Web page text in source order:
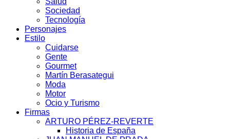
Sociedad
Tecnología
Personajes
Estilo
Cuidarse
Gente
Gourmet
Martín Berasategui
Moda
Motor
Ocio y Turismo
Firmas
ARTURO PÉREZ-REVERTE
Historia de España